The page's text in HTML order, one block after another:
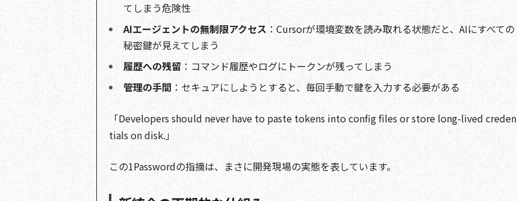
てしまう危険性
AIエージェントの無制限アクセス ：Cursorが環境変数を読み取れる状態だと、AIにすべての
秘密鍵が見えてしまう
履歴への残留 ：コマンド履歴やログにトークンが残ってしまう
管理の手間 ：セキュアにしようとすると、毎回手動で鍵を入力する必要がある
「Developers should never have to paste tokens into config files or store long-lived creden
tials on disk.」
この1Passwordの指摘は、まさに開発現場の実態を表しています。